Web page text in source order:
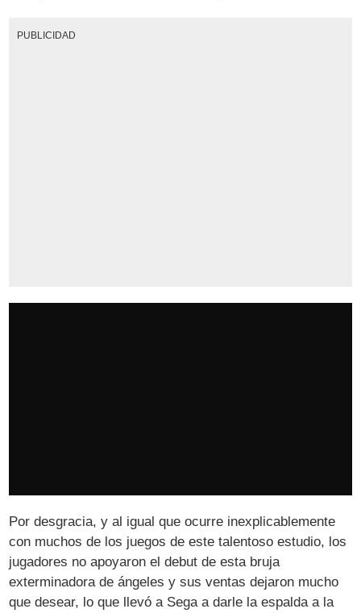
PUBLICIDAD
Por desgracia, y al igual que ocurre inexplicablemente
con muchos de los juegos de este talentoso estudio, los
jugadores no apoyaron el debut de esta bruja
exterminadora de ángeles y sus ventas dejaron mucho
que desear, lo que llevó a Sega a darle la espalda a la